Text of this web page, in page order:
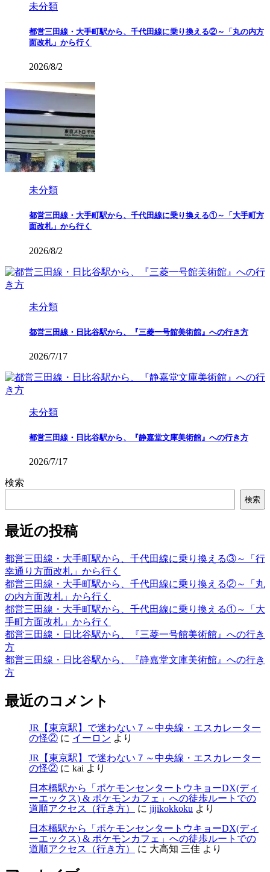
未分類
都営三田線・大手町駅から、千代田線に乗り換える②～「丸の内方
面改札」から行く
2026/8/2
未分類
都営三田線・大手町駅から、千代田線に乗り換える①～「大手町方
面改札」から行く
2026/8/2
未分類
都営三田線・日比谷駅から、『三菱一号館美術館』への行き方
2026/7/17
未分類
都営三田線・日比谷駅から、『静嘉堂文庫美術館』への行き方
2026/7/17
検索
検索
最近の投稿
都営三田線・大手町駅から、千代田線に乗り換える③～「行
幸通り方面改札」から行く
都営三田線・大手町駅から、千代田線に乗り換える②～「丸
の内方面改札」から行く
都営三田線・大手町駅から、千代田線に乗り換える①～「大
手町方面改札」から行く
都営三田線・日比谷駅から、『三菱一号館美術館』への行き
方
都営三田線・日比谷駅から、『静嘉堂文庫美術館』への行き
方
最近のコメント
JR【東京駅】で迷わない７～中央線・エスカレーター
の怪② に イーロン より
JR【東京駅】で迷わない７～中央線・エスカレーター
の怪② に kai より
日本橋駅から「ポケモンセンタートウキョーDX(ディ
ーエックス) & ポケモンカフェ」への徒歩ルートでの
道順アクセス（行き方）
に jijikokkoku より
日本橋駅から「ポケモンセンタートウキョーDX(ディ
ーエックス) & ポケモンカフェ」への徒歩ルートでの
道順アクセス（行き方）
に 大高知 三佳 より